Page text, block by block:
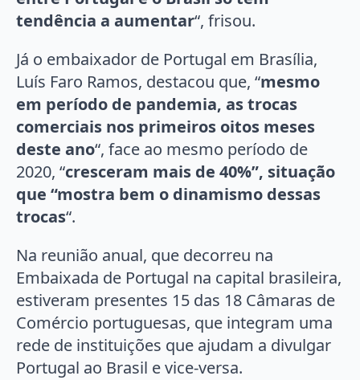
tendência a aumentar“, frisou.
Já o embaixador de Portugal em Brasília,
Luís Faro Ramos, destacou que, “mesmo
em período de pandemia, as trocas
comerciais nos primeiros oitos meses
deste ano“, face ao mesmo período de
2020, “cresceram mais de 40%”, situação
que “mostra bem o dinamismo dessas
trocas“.
Na reunião anual, que decorreu na
Embaixada de Portugal na capital brasileira,
estiveram presentes 15 das 18 Câmaras de
Comércio portuguesas, que integram uma
rede de instituições que ajudam a divulgar
Portugal ao Brasil e vice-versa.